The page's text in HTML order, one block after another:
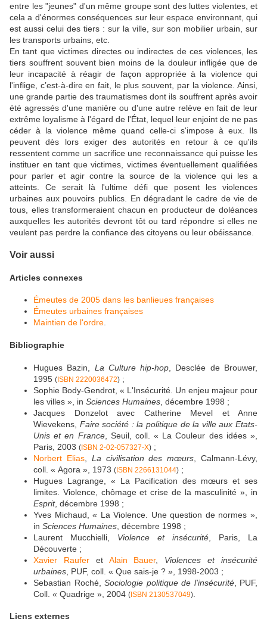
entre les "jeunes" d'un même groupe sont des luttes violentes, et
cela a d'énormes conséquences sur leur espace environnant, qui
est aussi celui des tiers : sur la ville, sur son mobilier urbain, sur
les transports urbains, etc.
En tant que victimes directes ou indirectes de ces violences, les
tiers souffrent souvent bien moins de la douleur infligée que de
leur incapacité à réagir de façon appropriée à la violence qui
l'inflige, c’est-à-dire en fait, le plus souvent, par la violence. Ainsi,
une grande partie des traumatismes dont ils souffrent après avoir
été agressés d'une manière ou d'une autre relève en fait de leur
extrême loyalisme à l'égard de l'État, lequel leur enjoint de ne pas
céder à la violence même quand celle-ci s'impose à eux. Ils
peuvent dès lors exiger des autorités en retour à ce qu'ils
ressentent comme un sacrifice une reconnaissance qui puisse les
instituer en tant que victimes, victimes éventuellement qualifiées
pour parler et agir contre la source de la violence qui les a
atteints. Ce serait là l'ultime défi que posent les violences
urbaines aux pouvoirs publics. En dégradant le cadre de vie de
tous, elles transformeraient chacun en producteur de doléances
auxquelles les autorités devront tôt ou tard répondre si elles ne
veulent pas perdre la confiance des citoyens ou leur obéissance.
Voir aussi
Articles connexes
Émeutes de 2005 dans les banlieues françaises
Émeutes urbaines françaises
Maintien de l'ordre.
Bibliographie
Hugues Bazin, La Culture hip-hop , Desclée de Brouwer,
1995 (ISBN 2220036472) ;
Sophie Body-Gendrot, « L'Insécurité. Un enjeu majeur pour
les villes », in Sciences Humaines , décembre 1998 ;
Jacques Donzelot avec Catherine Mevel et Anne
Wievekens, Faire société : la politique de la ville aux Etats-
Unis et en France, Seuil, coll. « La Couleur des idées »,
Paris, 2003 (ISBN 2-02-057327-X) ;
Norbert Elias, La civilisation des mœurs , Calmann-Lévy,
coll. « Agora », 1973 (ISBN 2266131044) ;
Hugues Lagrange, « La Pacification des mœurs et ses
limites. Violence, chômage et crise de la masculinité », in
Esprit, décembre 1998 ;
Yves Michaud, « La Violence. Une question de normes »,
in Sciences Humaines , décembre 1998 ;
Laurent Mucchielli, Violence et insécurité , Paris, La
Découverte ;
Xavier Rauferet Alain Bauer, Violences et insécurité
urbaines , PUF, coll. « Que sais-je ? », 1998-2003 ;
Sebastian Roché, Sociologie politique de l'insécurité, PUF,
Coll. « Quadrige », 2004 (ISBN 2130537049)
Liens externes